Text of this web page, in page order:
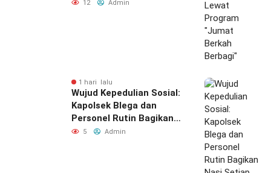
12 Admin
1 hari lalu
Wujud Kepedulian Sosial:
Kapolsek Blega dan
Personel Rutin Bagikan
Nasi Setiap Jumat
5 Admin